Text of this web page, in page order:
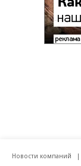
Новости компаний